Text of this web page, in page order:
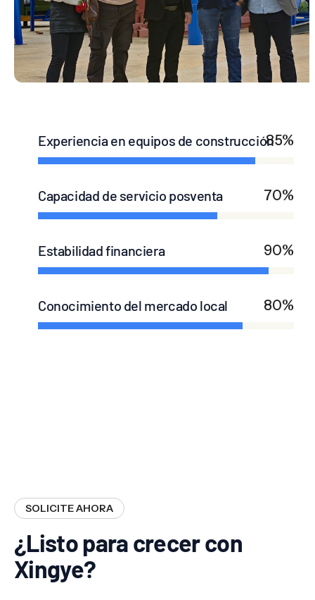
Experiencia en equipos de construcción85%
Capacidad de servicio posventa 70%
Estabilidad financiera 90%
Conocimiento del mercado local 80%
SOLICITE AHORA
¿Listo para crecer con
Xingye?